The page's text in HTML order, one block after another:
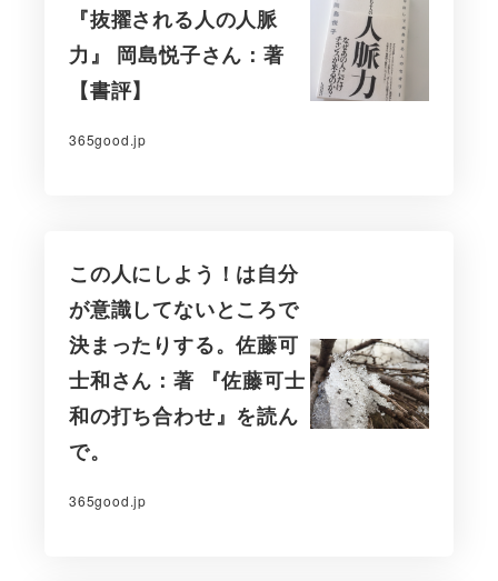
『抜擢される人の人脈
力』 岡島悦子さん：著
【書評】
365good.jp
この人にしよう！は自分
が意識してないところで
決まったりする。佐藤可
士和さん：著 『佐藤可士
和の打ち合わせ』を読ん
で。
365good.jp